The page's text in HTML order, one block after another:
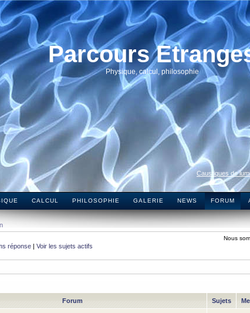
Parcours
Physique, calcul, philosophie
Caustiques de
CALCUL PHILOSOPHIE GALERIE NEWS FORUM
Nous
réponse | Voir les sujets actifs
Forum Sujets